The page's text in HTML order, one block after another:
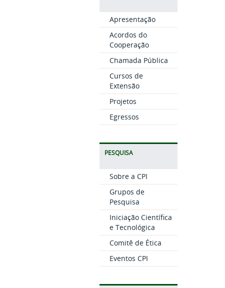
Apresentação
Acordos do
Cooperação
Chamada Pública
Cursos de
Extensão
Projetos
Egressos
PESQUISA
Sobre a CPI
Grupos de
Pesquisa
Iniciação Científica
e Tecnológica
Comitê de Ética
Eventos CPI